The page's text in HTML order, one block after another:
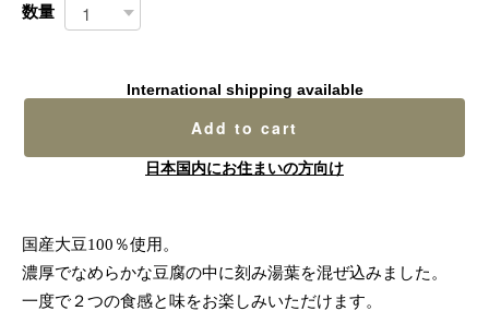
数量
International shipping available
Add to cart
日本国内にお住まいの方向け
国産大豆100％使用。
濃厚でなめらかな豆腐の中に刻み湯葉を混ぜ込みました。
一度で２つの食感と味をお楽しみいただけます。